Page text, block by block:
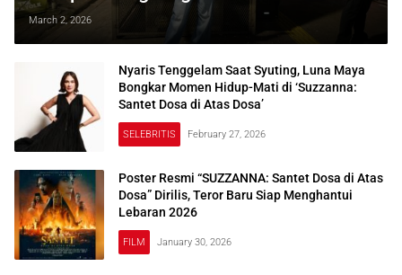
Suzzanna Jelang Lebaran 2026
March 2, 2026
Nyaris Tenggelam Saat Syuting, Luna Maya
Bongkar Momen Hidup-Mati di ‘Suzzanna:
Santet Dosa di Atas Dosa’
SELEBRITIS February 27, 2026
Poster Resmi “SUZZANNA: Santet Dosa di Atas
Dosa” Dirilis, Teror Baru Siap Menghantui
Lebaran 2026
FILM January 30, 2026